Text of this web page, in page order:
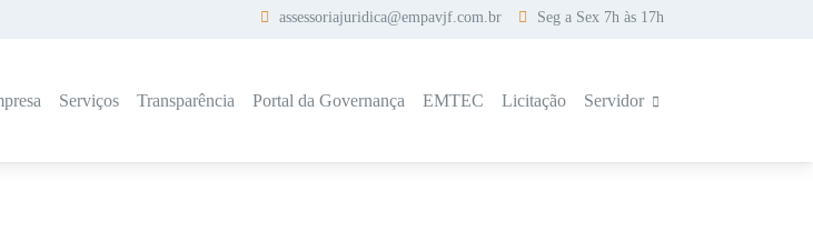
assessoriajuridica@empavjf.com.br Seg a Sex 7h às 17h
Serviços Transparência Portal da Governança EMTEC Licitação Servidor